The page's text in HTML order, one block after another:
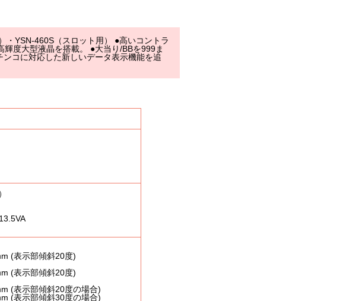
・YSN-460S（スロット用） ●高いコントラ
度大型液晶を搭載。 ●大当り/BBを999ま
コに対応した新しいデータ表示機能を追
(表示部傾斜20度)
(表示部傾斜20度)
(表示部傾斜20度の場合)
(表示部傾斜30度の場合)